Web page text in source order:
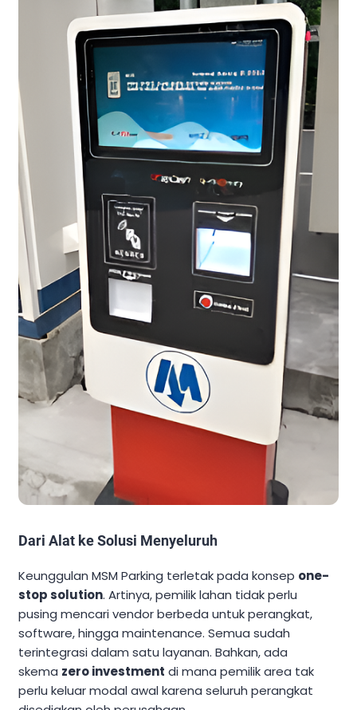
Dari Alat ke Solusi Menyeluruh
Keunggulan MSM Parking terletak pada konsep one-
stop solution. Artinya, pemilik lahan tidak perlu
pusing mencari vendor berbeda untuk perangkat,
software, hingga maintenance. Semua sudah
terintegrasi dalam satu layanan. Bahkan, ada
skema zero investment di mana pemilik area tak
perlu keluar modal awal karena seluruh perangkat